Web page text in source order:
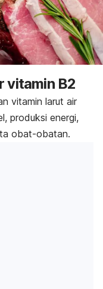
vitamin B2
vitamin larut air
produksi energi,
obat-obatan.